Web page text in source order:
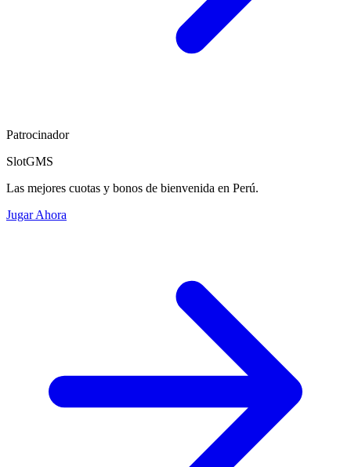
Patrocinador
SlotGMS
Las mejores cuotas y bonos de bienvenida en Perú.
Jugar Ahora